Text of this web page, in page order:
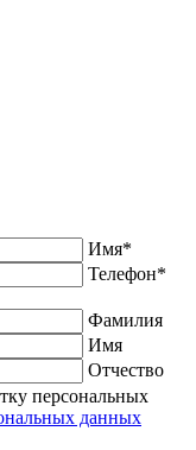
Имя*
Телефон*
Фамилия
Имя
Отчество
персональных
данных